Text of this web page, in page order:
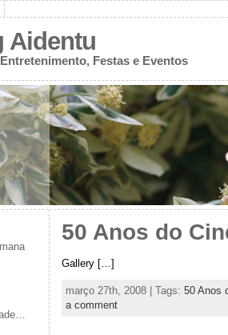
Aidentu
Festas e Eventos
50 Anos do
Gallery […]
março 27th, 2008 | Tags: 50 Anos
a comment